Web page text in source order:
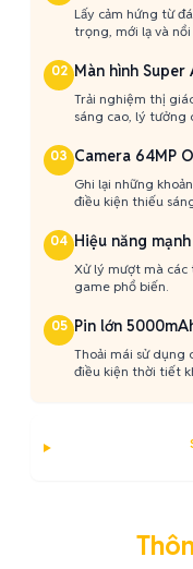
Lấy cảm hứng từ
trọng, mới lạ và nổi
02 Màn hình Super
Trải nghiệm thị
sáng cao, lý tưởng
03 Camera 64MP
Ghi lại những
điều kiện thiếu
04 Hiệu năng
Xử lý mượt mà
game phổ biến.
05 Pin lớn
Thoải mái sử dụng
điều kiện thời tiết